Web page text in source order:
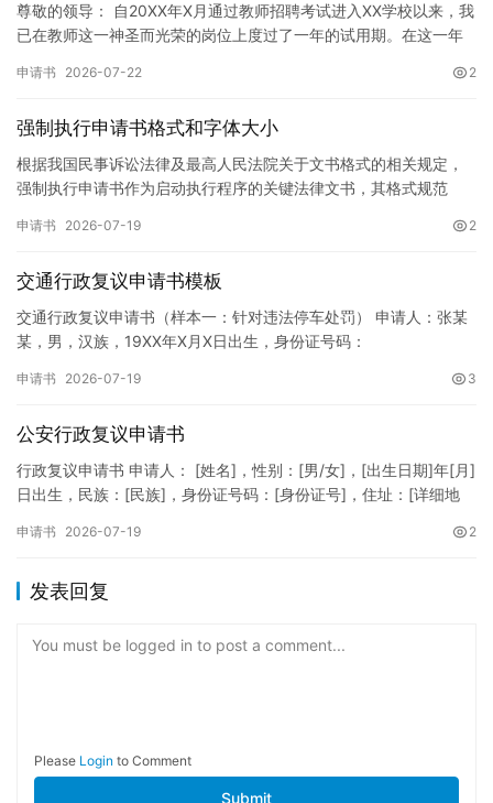
尊敬的领导： 自20XX年X月通过教师招聘考试进入XX学校以来，我
已在教师这一神圣而光荣的岗位上度过了一年的试用期。在这一年
申请书 2026-07-22 2
强制执行申请书格式和字体大小
根据我国民事诉讼法律及最高人民法院关于文书格式的相关规定，
强制执行申请书作为启动执行程序的关键法律文书，其格式规范
纸张与…
申请书 2026-07-19 2
交通行政复议申请书模板
交通行政复议申请书（样本一：针对违法停车处罚） 申请人：张某
某，男，汉族，19XX年X月X日出生，身份证号码：
申请书 2026-07-19 3
公安行政复议申请书
行政复议申请书 申请人： [姓名]，性别：[男/女]，[出生日期]年[月]
日出生，民族：[民族]，身份证号码：[身份证号]，住址：[详细地
申请书 2026-07-19 2
发表回复
You must be logged in to post a comment...
Please Login to Comment
Submit